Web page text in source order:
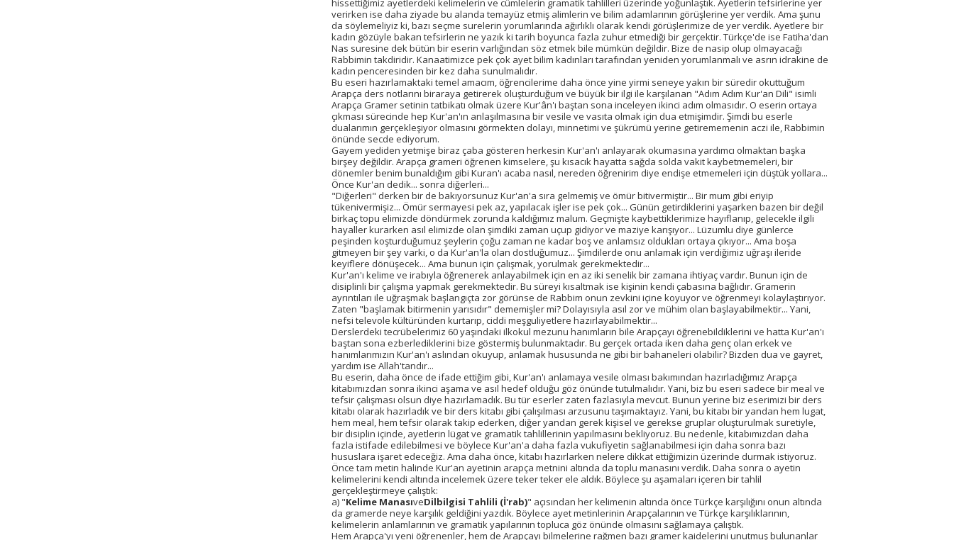
hissettiğimiz ayetlerdeki kelimelerin ve cümlelerin gramatik tahlilleri üzerinde yoğunlaştık. Ayetlerin tefsirlerine yer
verirken ise daha ziyade bu alanda temayüz etmiş alimlerin ve bilim adamlarının görüşlerine yer verdik. Ama şunu
da söylemeliyiz ki, bazı seçme surelerin yorumlarında ağırlıklı olarak kendi görüşlerimize de yer verdik. Ayetlere bir
kadın gözüyle bakan tefsirlerin ne yazık ki tarih boyunca fazla zuhur etmediği bir gerçektir. Türkçe'de ise Fatiha'dan
Nas suresine dek bütün bir eserin varlığından söz etmek bile mümkün değildir. Bize de nasip olup olmayacağı
Rabbimin takdiridir. Kanaatimizce pek çok ayet bilim kadınları tarafından yeniden yorumlanmalı ve asrın idrakine de
kadın penceresinden bir kez daha sunulmalıdır.
Bu eseri hazırlamaktaki temel amacım, öğrencilerime daha önce yine yirmi seneye yakın bir süredir okuttuğum
Arapça ders notlarını biraraya getirerek oluşturduğum ve büyük bir ilgi ile karşılanan "Adım Adım Kur'an Dili" isimli
Arapça Gramer setinin tatbikatı olmak üzere Kur'ân'ı baştan sona inceleyen ikinci adım olmasıdır. O eserin ortaya
çıkması sürecinde hep Kur'an'ın anlaşılmasına bir vesile ve vasıta olmak için dua etmişimdir. Şimdi bu eserle
dualarımın gerçekleşiyor olmasını görmekten dolayı, minnetimi ve şükrümü yerine getirememenin aczi ile, Rabbimin
önünde secde ediyorum.
Gayem yediden yetmişe biraz çaba gösteren herkesin Kur'an'ı anlayarak okumasına yardımcı olmaktan başka
birşey değildir. Arapça grameri öğrenen kimselere, şu kısacık hayatta sağda solda vakit kaybetmemeleri, bir
dönemler benim bunaldığım gibi Kuran'ı acaba nasıl, nereden öğrenirim diye endişe etmemeleri için düştük yollara...
Önce Kur'an dedik... sonra diğerleri...
"Diğerleri" derken bir de bakıyorsunuz Kur'an'a sıra gelmemiş ve ömür bitivermiştir... Bir mum gibi eriyip
tükenivermişiz... Ömür sermayesi pek az, yapılacak işler ise pek çok... Günün getirdiklerini yaşarken bazen bir değil
birkaç topu elimizde döndürmek zorunda kaldığımız malum. Geçmişte kaybettiklerimize hayıflanıp, gelecekle ilgili
hayaller kurarken asıl elimizde olan şimdiki zaman uçup gidiyor ve maziye karışıyor... Lüzumlu diye günlerce
peşinden koşturduğumuz şeylerin çoğu zaman ne kadar boş ve anlamsız oldukları ortaya çıkıyor... Ama boşa
gitmeyen bir şey varki, o da Kur'an'la olan dostluğumuz... Şimdilerde onu anlamak için verdiğimiz uğraşı ileride
keyiflere dönüşecek... Ama bunun için çalışmak, yorulmak gerekmektedir...
Kur'an'ı kelime ve irabıyla öğrenerek anlayabilmek için en az iki senelik bir zamana ihtiyaç vardır. Bunun için de
disiplinli bir çalışma yapmak gerekmektedir. Bu süreyi kısaltmak ise kişinin kendi çabasına bağlıdır. Gramerin
ayrıntıları ile uğraşmak başlangıçta zor görünse de Rabbim onun zevkini içine koyuyor ve öğrenmeyi kolaylaştırıyor.
Zaten "başlamak bitirmenin yarısıdır" dememişler mi? Dolayısıyla asıl zor ve mühim olan başlayabilmektir... Yani,
nefsi televole kültüründen kurtarıp, ciddi meşguliyetlere hazırlayabilmektir...
Derslerdeki tecrübelerimiz 60 yaşındaki ilkokul mezunu hanımların bile Arapçayı öğrenebildiklerini ve hatta Kur'an'ı
baştan sona ezberlediklerini bize göstermiş bulunmaktadır. Bu gerçek ortada iken daha genç olan erkek ve
hanımlarımızın Kur'an'ı aslından okuyup, anlamak hususunda ne gibi bir bahaneleri olabilir? Bizden dua ve gayret,
yardım ise Allah'tandır...
Bu eserin, daha önce de ifade ettiğim gibi, Kur'an'ı anlamaya vesile olması bakımından hazırladığımız Arapça
kitabımızdan sonra ikinci aşama ve asıl hedef olduğu göz önünde tutulmalıdır. Yani, biz bu eseri sadece bir meal ve
tefsir çalışması olsun diye hazırlamadık. Bu tür eserler zaten fazlasıyla mevcut. Bunun yerine biz eserimizi bir ders
kitabı olarak hazırladık ve bir ders kitabı gibi çalışılması arzusunu taşımaktayız. Yani, bu kitabı bir yandan hem lugat,
hem meal, hem tefsir olarak takip ederken, diğer yandan gerek kişisel ve gerekse gruplar oluşturulmak suretiyle,
bir disiplin içinde, ayetlerin lügat ve gramatik tahlillerinin yapılmasını bekliyoruz. Bu nedenle, kitabımızdan daha
fazla istifade edilebilmesi ve böylece Kur'an'a daha fazla vukufiyetin sağlanabilmesi için daha sonra bazı
hususlara işaret edeceğiz. Ama daha önce, kitabı hazırlarken nelere dikkat ettiğimizin üzerinde durmak istiyoruz.
Önce tam metin halinde Kur'an ayetinin arapça metnini altında da toplu manasını verdik. Daha sonra o ayetin
kelimelerini kendi altında incelemek üzere teker teker ele aldık. Böylece şu aşamaları içeren bir tahlil
gerçekleştirmeye çalıştık:
a) "Kelime ManasıveDilbilgisi Tahlili (İ'rab)" açısından her kelimenin altında önce Türkçe karşılığını onun altında
da gramerde neye karşılık geldiğini yazdık. Böylece ayet metinlerinin Arapçalarının ve Türkçe karşılıklarının,
kelimelerin anlamlarının ve gramatik yapılarının topluca göz önünde olmasını sağlamaya çalıştık.
Hem Arapça'yı yeni öğrenenler, hem de Arapçayı bilmelerine rağmen bazı gramer kaidelerini unutmuş bulunanlar